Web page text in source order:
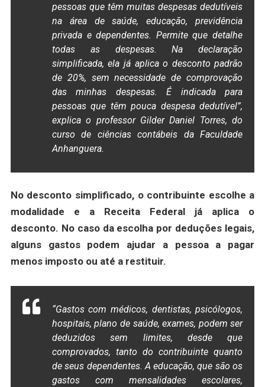
pessoas que têm muitas despesas dedutíveis
na área de saúde, educação, previdência
privada e dependentes. Permite que detalhe
todas as despesas. Na declaração
simplificada, ela já aplica o desconto padrão
de 20%, sem necessidade de comprovação
das minhas despesas. É indicada para
pessoas que têm pouca despesa dedutível”,
explica o professor Gilder Daniel Torres, do
curso de ciências contábeis da Faculdade
Anhanguera.
No desconto simplificado, o contribuinte escolhe a
modalidade e a Receita Federal já aplica o
desconto. No caso da escolha por deduções legais,
alguns gastos podem ajudar a pessoa a pagar
menos imposto ou até a restituir.
“Gastos com médicos, dentistas, psicólogos,
hospitais, plano de saúde, exames, podem ser
deduzidos sem limites, desde que
comprovados, tanto do contribuinte quanto
de seus dependentes. A educação, que são os
gastos com mensalidades escolares,